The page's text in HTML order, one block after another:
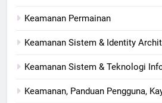
Keamanan Permainan
Keamanan Sistem & Identity
Keamanan Sistem & Teknologi
Keamanan, Panduan Pengguna,